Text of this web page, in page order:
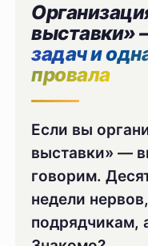
выставки»
задач и
провала
Если вы
выставки» —
говорим.
недели
подрядчикам,